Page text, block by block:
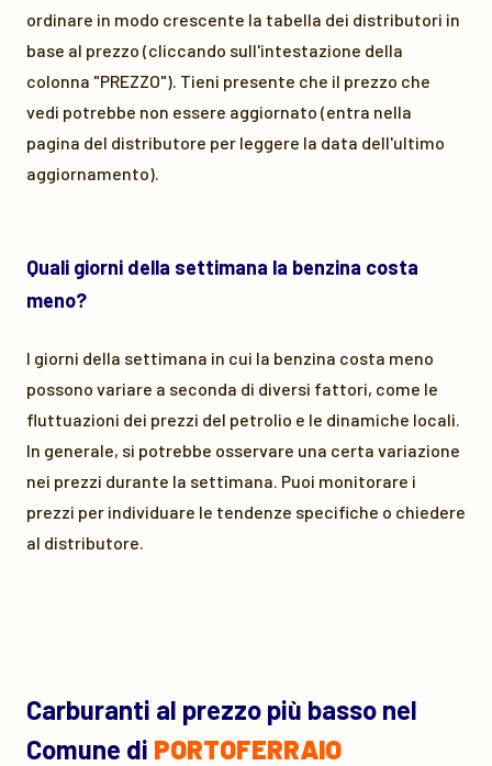
ordinare in modo crescente la tabella dei distributori in
base al prezzo (cliccando sull'intestazione della
colonna "PREZZO"). Tieni presente che il prezzo che
vedi potrebbe non essere aggiornato (entra nella
pagina del distributore per leggere la data dell'ultimo
aggiornamento).
Quali giorni della settimana la benzina costa
meno?
I giorni della settimana in cui la benzina costa meno
possono variare a seconda di diversi fattori, come le
fluttuazioni dei prezzi del petrolio e le dinamiche locali.
In generale, si potrebbe osservare una certa variazione
nei prezzi durante la settimana. Puoi monitorare i
prezzi per individuare le tendenze specifiche o chiedere
al distributore.
Carburanti al prezzo più basso nel
Comune di PORTOFERRAIO